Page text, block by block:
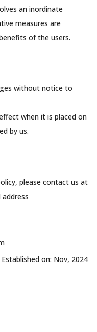
an inordinate
measures are
of the users.
without notice to
when it is placed on
by us.
please contact us at
Established on: Nov, 2024